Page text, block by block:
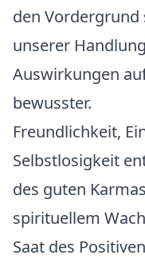
den
unserer
Auswirkungen
bewusster.
Freundlichkeit,
Selbstlosigkeit
des guten
spirituellem
Saat des